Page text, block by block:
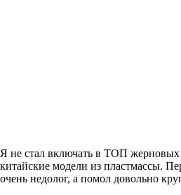
Я не стал включать в ТОП
китайские модели из пластмассы.
очень недолог, а помол довольно